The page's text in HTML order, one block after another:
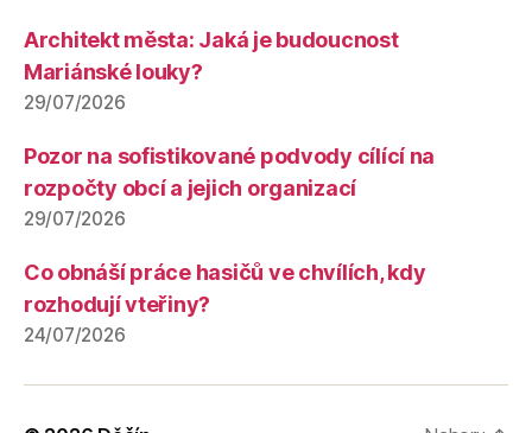
Architekt města: Jaká je budoucnost
Mariánské louky?
29/07/2026
Pozor na sofistikované podvody cílící na
rozpočty obcí a jejich organizací
29/07/2026
Co obnáší práce hasičů ve chvílích, kdy
rozhodují vteřiny?
24/07/2026